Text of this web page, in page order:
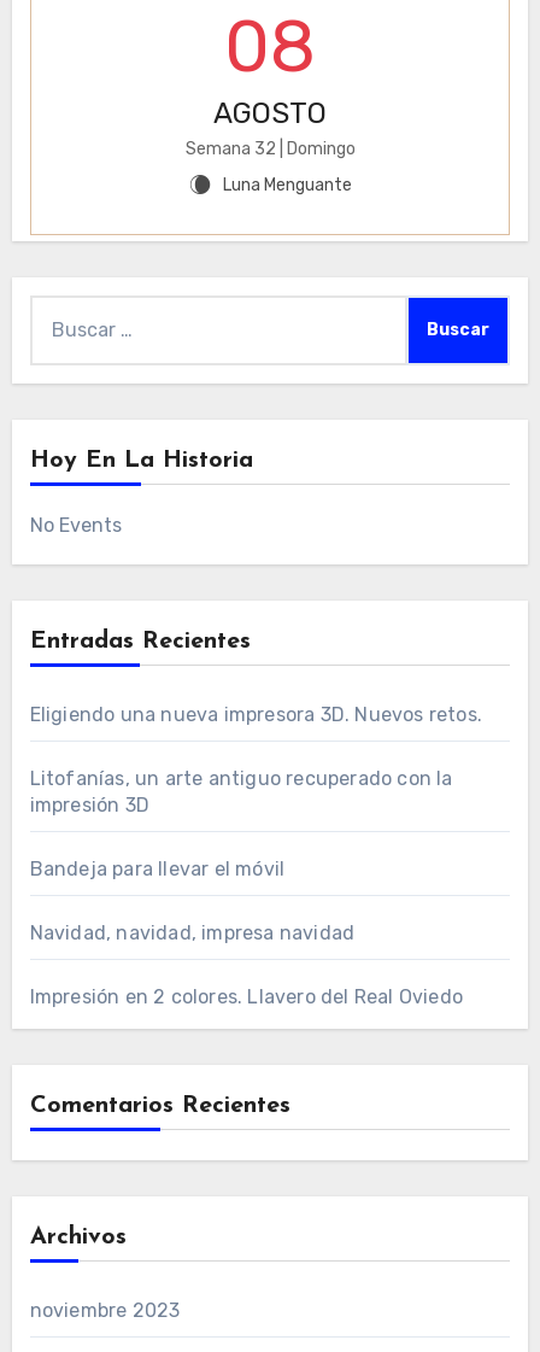
08
AGOSTO
Semana 32 | Domingo
W Luna Menguante
Hoy En La Historia
No Events
Entradas Recientes
Eligiendo una nueva impresora 3D. Nuevos retos.
Litofanías, un arte antiguo recuperado con la
impresión 3D
Bandeja para llevar el móvil
Navidad, navidad, impresa navidad
Impresión en 2 colores. Llavero del Real Oviedo
Comentarios Recientes
Archivos
noviembre 2023